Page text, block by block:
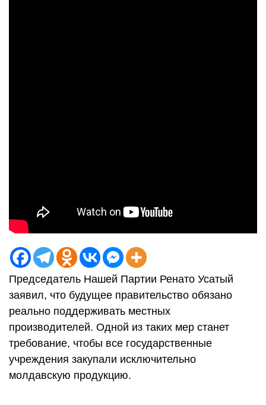
Председатель Нашей Партии Ренато Усатый
заявил, что будущее правительство обязано
реально поддерживать местных
производителей. Одной из таких мер станет
требование, чтобы все государственные
учреждения закупали исключительно
молдавскую продукцию.